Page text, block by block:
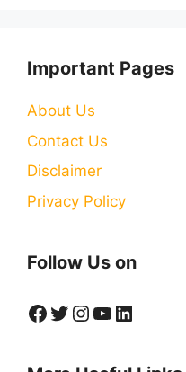
Important Pages
About Us
Contact Us
Disclaimer
Privacy Policy
Follow Us on
Facebook
Twitter
Instagram
YouTube
LinkedIn